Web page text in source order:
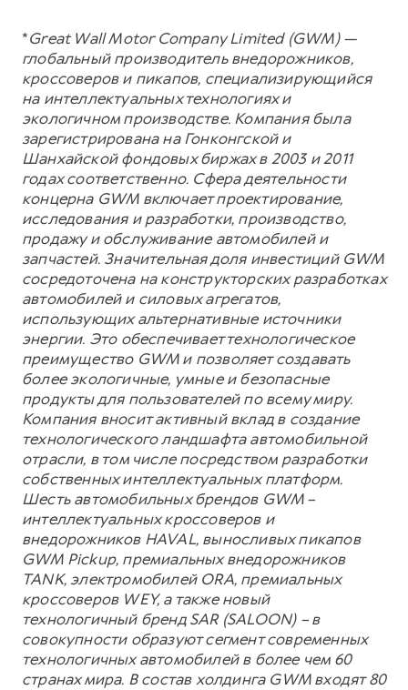
*Great Wall Motor Company Limited (GWM) —
глобальный производитель внедорожников,
кроссоверов и пикапов, специализирующийся
на интеллектуальных технологиях и
экологичном производстве. Компания была
зарегистрирована на Гонконгской и
Шанхайской фондовых биржах в 2003 и 2011
годах соответственно. Сфера деятельности
концерна GWM включает проектирование,
исследования и разработки, производство,
продажу и обслуживание автомобилей и
запчастей. Значительная доля инвестиций GWM
сосредоточена на конструкторских разработках
автомобилей и силовых агрегатов,
использующих альтернативные источники
энергии. Это обеспечивает технологическое
преимущество GWM и позволяет создавать
более экологичные, умные и безопасные
продукты для пользователей по всему миру.
Компания вносит активный вклад в создание
технологического ландшафта автомобильной
отрасли, в том числе посредством разработки
собственных интеллектуальных платформ.
Шесть автомобильных брендов GWM –
интеллектуальных кроссоверов и
внедорожников HAVAL, выносливых пикапов
GWM Pickup, премиальных внедорожников
TANK, электромобилей ORA, премиальных
кроссоверов WEY, а также новый
технологичный бренд SAR (SALOON) – в
совокупности образуют сегмент современных
технологичных автомобилей в более чем 60
странах мира. В состав холдинга GWM входят 80